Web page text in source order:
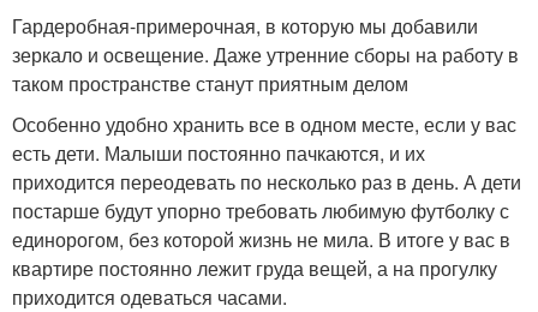
Гардеробная-примерочная, в которую мы добавили
зеркало и освещение. Даже утренние сборы на работу в
таком пространстве станут приятным делом
Особенно удобно хранить все в одном месте, если у вас
есть дети. Малыши постоянно пачкаются, и их
приходится переодевать по несколько раз в день. А дети
постарше будут упорно требовать любимую футболку с
единорогом, без которой жизнь не мила. В итоге у вас в
квартире постоянно лежит груда вещей, а на прогулку
приходится одеваться часами.